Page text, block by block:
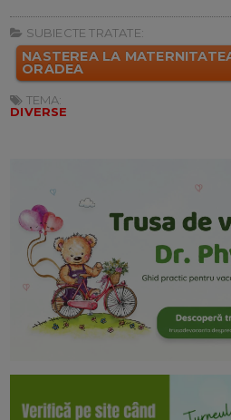
SUBIECTE TRATATE:
NASTEREA LA
ORADEA
TEMA:
DIVERSE